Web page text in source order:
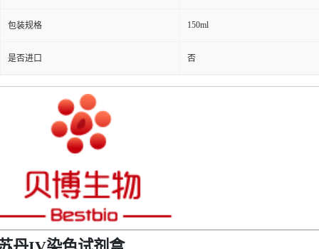
包装规格 150ml
是否进口 否